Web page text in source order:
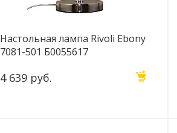
Настольная лампа Rivoli Ebony
7081-501 Б0055617
4 639 руб.